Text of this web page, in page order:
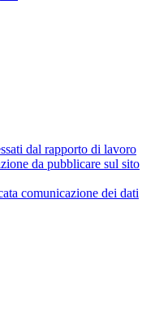
dal rapporto di lavoro
da pubblicare sul sito
comunicazione dei dati